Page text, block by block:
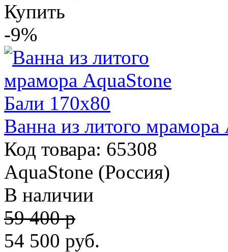
Купить
-9%
Ванна из литого
Код товара: 65308
AquaStone (Россия)
В наличии
59 400 р
54 500 руб.